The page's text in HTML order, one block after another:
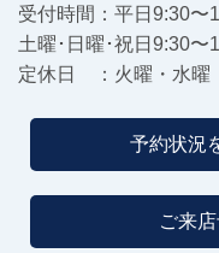
受付時間：平日9:30
土曜･日曜･祝日9:30〜
定休日 ：火曜・水曜
予約状況
ご来